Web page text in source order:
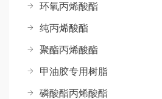
环氧丙烯酸酯
纯丙烯酸酯
聚酯丙烯酸酯
甲油胶专用树脂
磷酸酯丙烯酸酯